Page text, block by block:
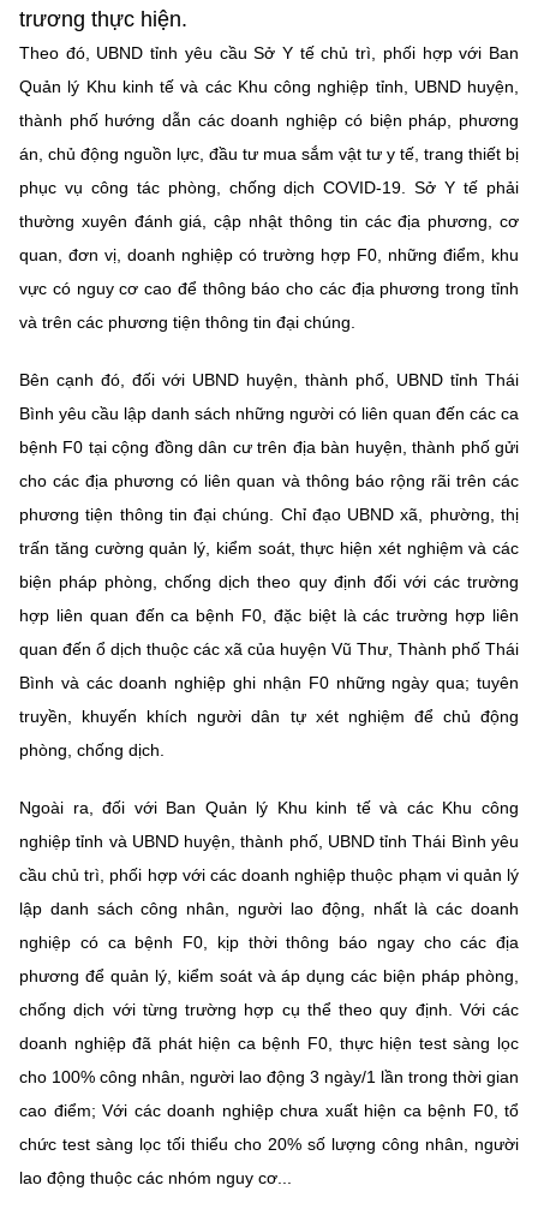
(Ghi rõ nguồn "https://mst.gov.vn" khi phát hành lại thông tin từ
trương thực hiện.
Theo đó, UBND tỉnh yêu cầu Sở Y tế chủ trì, phối hợp với Ban
Quản lý Khu kinh tế và các Khu công nghiệp tỉnh, UBND huyện,
thành phố hướng dẫn các doanh nghiệp có biện pháp, phương
án, chủ động nguồn lực, đầu tư mua sắm vật tư y tế, trang thiết bị
phục vụ công tác phòng, chống dịch COVID-19. Sở Y tế phải
thường xuyên đánh giá, cập nhật thông tin các địa phương, cơ
quan, đơn vị, doanh nghiệp có trường hợp F0, những điểm, khu
vực có nguy cơ cao để thông báo cho các địa phương trong tỉnh
và trên các phương tiện thông tin đại chúng.
Bên cạnh đó, đối với UBND huyện, thành phố, UBND tỉnh Thái
Bình yêu cầu lập danh sách những người có liên quan đến các ca
bệnh F0 tại cộng đồng dân cư trên địa bàn huyện, thành phố gửi
cho các địa phương có liên quan và thông báo rộng rãi trên các
phương tiện thông tin đại chúng. Chỉ đạo UBND xã, phường, thị
trấn tăng cường quản lý, kiểm soát, thực hiện xét nghiệm và các
biện pháp phòng, chống dịch theo quy định đối với các trường
hợp liên quan đến ca bệnh F0, đặc biệt là các trường hợp liên
quan đến ổ dịch thuộc các xã của huyện Vũ Thư, Thành phố Thái
Bình và các doanh nghiệp ghi nhận F0 những ngày qua; tuyên
truyền, khuyến khích người dân tự xét nghiệm để chủ động
phòng, chống dịch.
Ngoài ra, đối với Ban Quản lý Khu kinh tế và các Khu công
nghiệp tỉnh và UBND huyện, thành phố, UBND tỉnh Thái Bình yêu
cầu chủ trì, phối hợp với các doanh nghiệp thuộc phạm vi quản lý
lập danh sách công nhân, người lao động, nhất là các doanh
nghiệp có ca bệnh F0, kịp thời thông báo ngay cho các địa
phương để quản lý, kiểm soát và áp dụng các biện pháp phòng,
chống dịch với từng trường hợp cụ thể theo quy định. Với các
doanh nghiệp đã phát hiện ca bệnh F0, thực hiện test sàng lọc
cho 100% công nhân, người lao động 3 ngày/1 lần trong thời gian
cao điểm; Với các doanh nghiệp chưa xuất hiện ca bệnh F0, tổ
chức test sàng lọc tối thiểu cho 20% số lượng công nhân, người
lao động thuộc các nhóm nguy cơ...